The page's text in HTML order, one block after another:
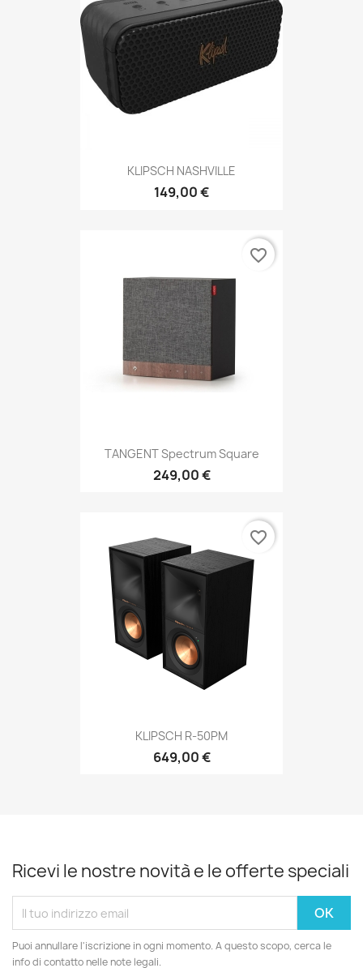
KLIPSCH NASHVILLE
149,00 €
TANGENT Spectrum Square
249,00 €
favorite_border
KLIPSCH R-50PM
649,00 €
favorite_border
Ricevi le nostre novità e le offerte speciali
Puoi annullare l'iscrizione in ogni momento. A questo scopo, cerca le
info di contatto nelle note legali.